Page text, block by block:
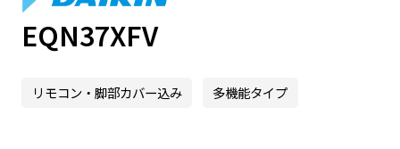
EQN37XFV
リモコン・脚部カバー込み 多機能タイプ